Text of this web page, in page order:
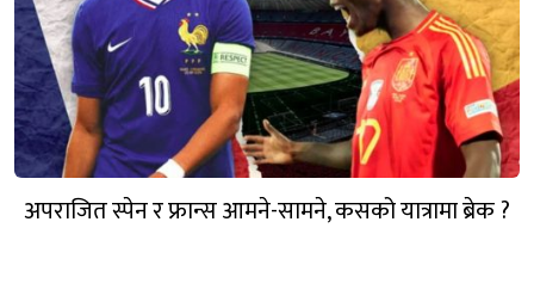
अपराजित स्पेन र फ्रान्स आमने-सामने, कसको यात्रामा ब्रेक ?